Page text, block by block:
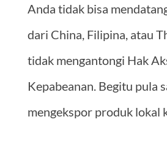
Anda tidak bisa
dari China, Filipina, atau
tidak mengantongi Hak
Kepabeanan. Begitu pula
mengekspor produk lokal